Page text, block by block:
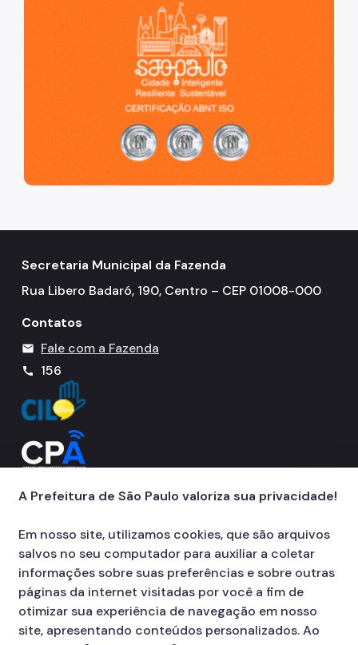
Secretaria Municipal da Fazenda
Rua Libero Badaró, 190, Centro – CEP 01008-000
Contatos
mail Fale com a Fazenda
call 156
A Prefeitura de São Paulo valoriza sua privacidade!
Em nosso site, utilizamos cookies, que são arquivos
salvos no seu computador para auxiliar a coletar
informações sobre suas preferências e sobre outras
páginas da internet visitadas por você a fim de
otimizar sua experiência de navegação em nosso
site, apresentando conteúdos personalizados. Ao